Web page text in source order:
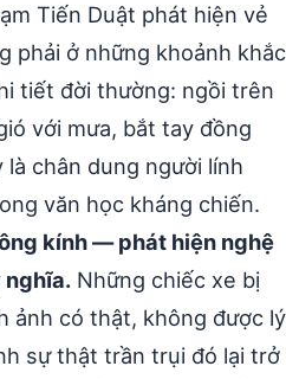
Tiến Duật phát hiện vẻ
phải ở những khoảnh khắc
tiết đời thường: ngồi trên
với mưa, bắt tay đồng
chân dung người lính
văn học kháng chiến.
kính — phát hiện nghệ
nghĩa. Những chiếc xe bị
ảnh có thật, không được lý
sự thật trần trụi đó lại trở